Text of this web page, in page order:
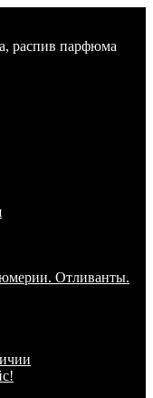
распив парфюма
Отливанты.